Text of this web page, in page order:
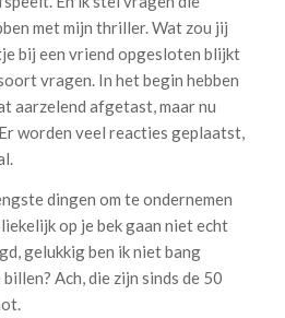
met mijn thriller. Wat zou jij
bij een vriend opgesloten blijkt
vragen. In het begin hebben
aarzelend afgetast, maar nu
worden veel reacties geplaatst,
dingen om te ondernemen
op je bek gaan niet echt
gelukkig ben ik niet bang
Ach, die zijn sinds de 50